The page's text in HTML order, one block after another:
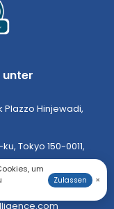
unter
Plazzo Hinjewadi,
Tokyo 150-0011,
um
Zulassen ×